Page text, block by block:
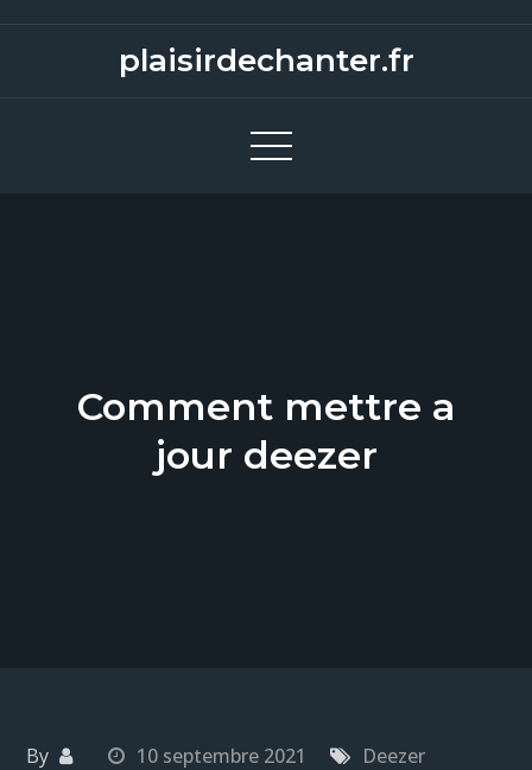
plaisirdechanter.fr
Comment mettre a
jour deezer
By 10 septembre 2021 Deezer